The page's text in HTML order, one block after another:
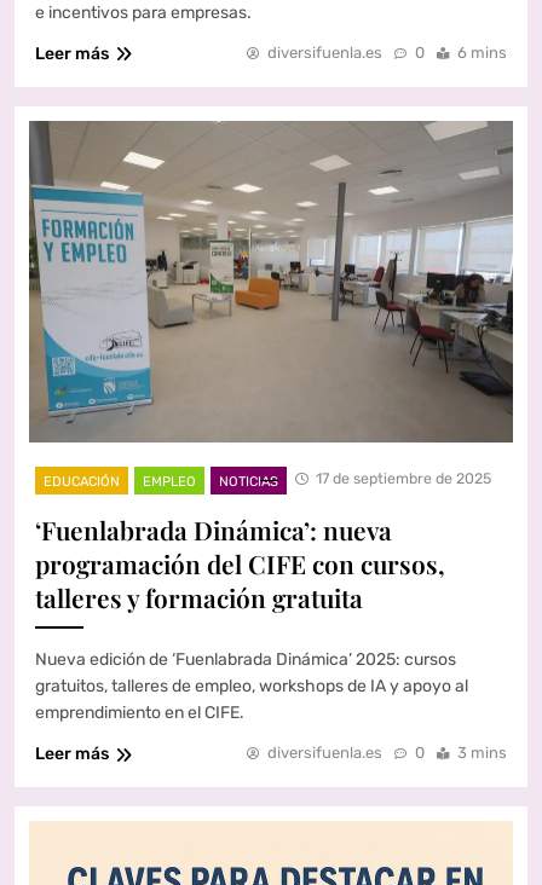
e incentivos para empresas.
Leer más
diversifuenla.es 0 6 mins
EDUCACIÓN EMPLEO NOTICIAS 17 de septiembre de 2025
‘Fuenlabrada Dinámica’: nueva
programación del CIFE con cursos,
talleres y formación gratuita
Nueva edición de ‘Fuenlabrada Dinámica’ 2025: cursos
gratuitos, talleres de empleo, workshops de IA y apoyo al
emprendimiento en el CIFE.
Leer más
diversifuenla.es 0 3 mins